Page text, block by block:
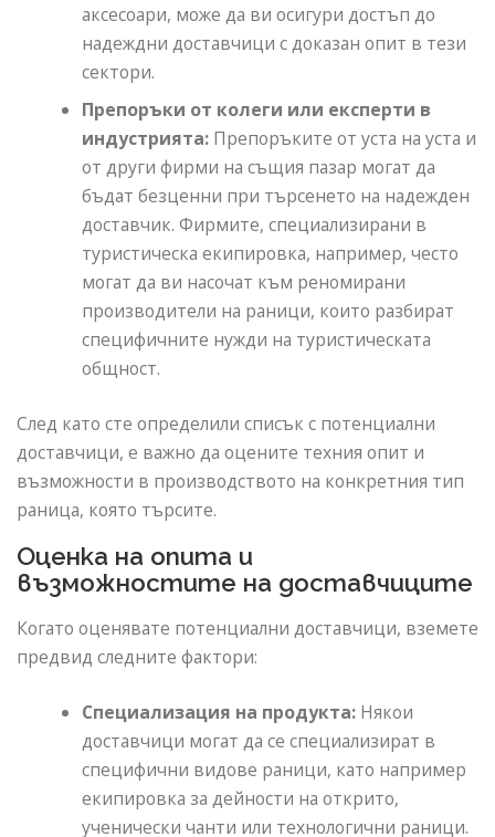
аксесоари, може да ви осигури достъп до
надеждни доставчици с доказан опит в тези
сектори.
Препоръки от колеги или експерти в
индустрията: Препоръките от уста на уста и
от други фирми на същия пазар могат да
бъдат безценни при търсенето на надежден
доставчик. Фирмите, специализирани в
туристическа екипировка, например, често
могат да ви насочат към реномирани
производители на раници, които разбират
специфичните нужди на туристическата
общност.
След като сте определили списък с потенциални
доставчици, е важно да оцените техния опит и
възможности в производството на конкретния тип
раница, която търсите.
Оценка на опита и
възможностите на доставчиците
Когато оценявате потенциални доставчици, вземете
предвид следните фактори:
Специализация на продукта: Някои
доставчици могат да се специализират в
специфични видове раници, като например
екипировка за дейности на открито,
ученически чанти или технологични раници.